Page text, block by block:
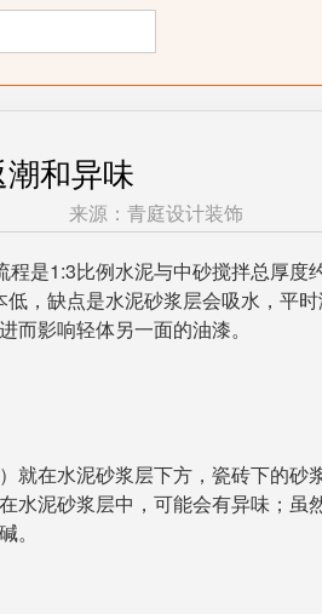
和异味
来源：青庭设计装饰
程是1:3比例水泥与中砂搅拌总厚
，缺点是水泥砂浆层会吸水，平
影响轻体另一面的油漆。
就在水泥砂浆层下方，瓷砖下的砂
水泥砂浆层中，可能会有异味；虽
。